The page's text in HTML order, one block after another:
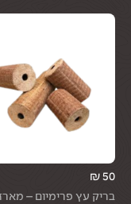
₪ 50